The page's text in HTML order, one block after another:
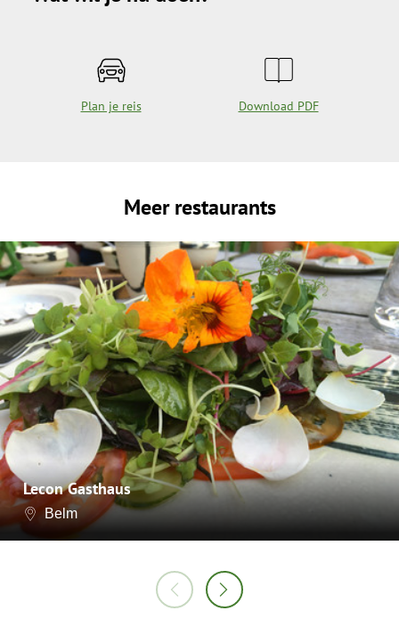
Plan je reis Download PDF
Meer restaurants
Lecon Gasthaus
Belm